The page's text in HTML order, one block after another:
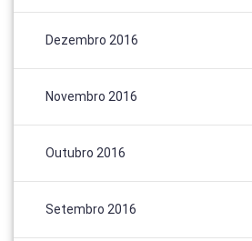
Dezembro 2016
Novembro 2016
Outubro 2016
Setembro 2016